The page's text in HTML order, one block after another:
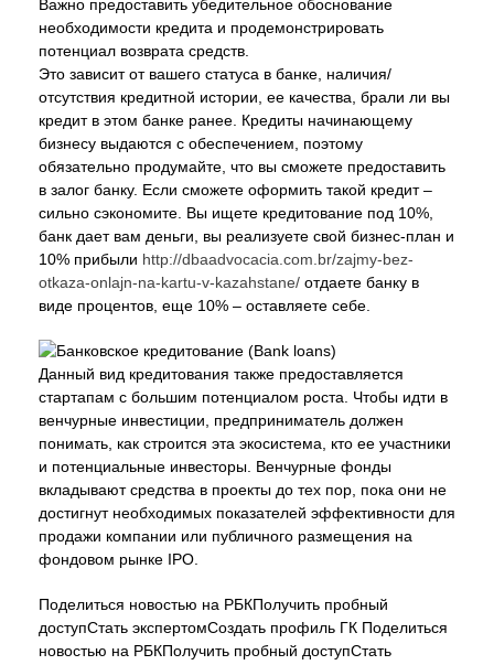
Важно предоставить убедительное обоснование
необходимости кредита и продемонстрировать
потенциал возврата средств.
Это зависит от вашего статуса в банке, наличия/
отсутствия кредитной истории, ее качества, брали ли вы
кредит в этом банке ранее. Кредиты начинающему
бизнесу выдаются с обеспечением, поэтому
обязательно продумайте, что вы сможете предоставить
в залог банку. Если сможете оформить такой кредит –
сильно сэкономите. Вы ищете кредитование под 10%,
банк дает вам деньги, вы реализуете свой бизнес-план и
10% прибыли http://dbaadvocacia.com.br/zajmy-bez-
otkaza-onlajn-na-kartu-v-kazahstane/ отдаете банку в
виде процентов, еще 10% – оставляете себе.
Данный вид кредитования также предоставляется
стартапам с большим потенциалом роста. Чтобы идти в
венчурные инвестиции, предприниматель должен
понимать, как строится эта экосистема, кто ее участники
и потенциальные инвесторы. Венчурные фонды
вкладывают средства в проекты до тех пор, пока они не
достигнут необходимых показателей эффективности для
продажи компании или публичного размещения на
фондовом рынке IPO.
Поделиться новостью на РБКПолучить пробный
доступСтать экспертомСоздать профиль ГК Поделиться
новостью на РБКПолучить пробный доступСтать